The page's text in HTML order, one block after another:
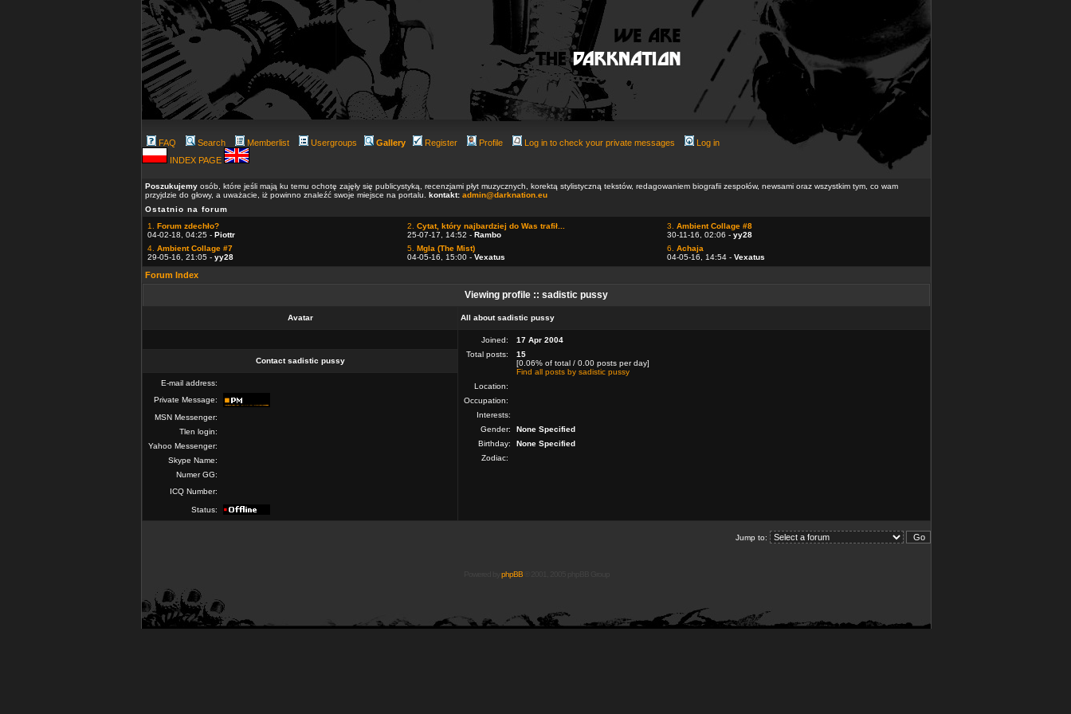
FAQ Search Memberlist Usergroups Gallery Register Profile Log in to check your private messages
Log in
INDEX PAGE
Poszukujemy osób, które jeśli mają ku temu ochotę zajęły się publicystyką, recenzjami płyt muzycznych, korektą stylistyczną tekstów, redagowaniem biografii zespołów, newsami oraz wszystkim tym, co wam
przyjdzie do głowy, a uważacie, iż powinno znaleźć swoje miejsce na portalu. kontakt: admin@darknation.eu
Ostatnio na forum
1. Forum zdechło?
04-02-18, 04:25 - Piottr
2. Cytat, który najbardziej do Was trafił...
25-07-17, 14:52 - Rambo
3. Ambient Collage #8
30-11-16, 02:06 - yy28
4. Ambient Collage #7
29-05-16, 21:05 - yy28
5. Mgla (The Mist)
04-05-16, 15:00 - Vexatus
6. Achaja
04-05-16, 14:54 - Vexatus
Forum Index
Viewing profile :: sadistic pussy
Avatar All about sadistic pussy
Joined:
17 Apr 2004
Total posts:
15
[0.06% of total / 0.00 posts per day]
Find all posts by sadistic pussy
Location:
Occupation:
Interests:
Gender:
None Specified
Birthday:
None Specified
Zodiac:
Contact sadistic pussy
E-mail address:
Private Message:
MSN Messenger:
Tlen login:
Yahoo Messenger:
Skype Name:
Numer GG:
ICQ Number:
Status:
Jump to:
phpBB© 2001, 2005 phpBB Group